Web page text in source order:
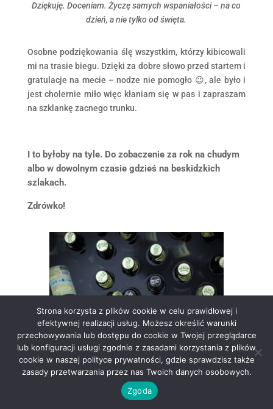
Dziękuję. Doceniam. Życzę samych wspaniałości – na co
dzień, a nie tylko od święta.
Osobne podziękowania ślę wszystkim, którzy kibicowali
mi na trasie biegu. Dzięki za dobre słowo przed startem i
gratulacje na mecie – nodze nie pomogło 😉, ale było i
jest cholernie miło więc kłaniam się w pas i zapraszam
na szklankę zacnego trunku.
I to byłoby na tyle. Do zobaczenie za rok na chudym
albo w dowolnym czasie gdzieś na beskidzkich
szlakach.
Zdrówko!
Strona korzysta z plików cookie w celu prawidłowej i
efektywnej realizacji usług. Możesz określić warunki
przechowywania lub dostępu do cookie w Twojej przeglądarce
lub konfiguracji usługi zgodnie z zasadami korzystania z plików
cookie w naszej polityce prywatności, gdzie sprawdzisz także
zasady przetwarzania przez nas Twoich danych osobowych.
Zgoda